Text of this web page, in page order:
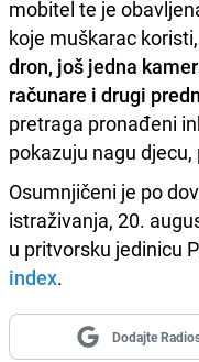
mobitel te je
koje muškarac koristi,
dron, još jedna
računare i drugi
pretraga pronađeni
pokazuju nagu
Osumnjičeni je po
istraživanja, 20.
u pritvorsku jedinicu
index.
Dodajte